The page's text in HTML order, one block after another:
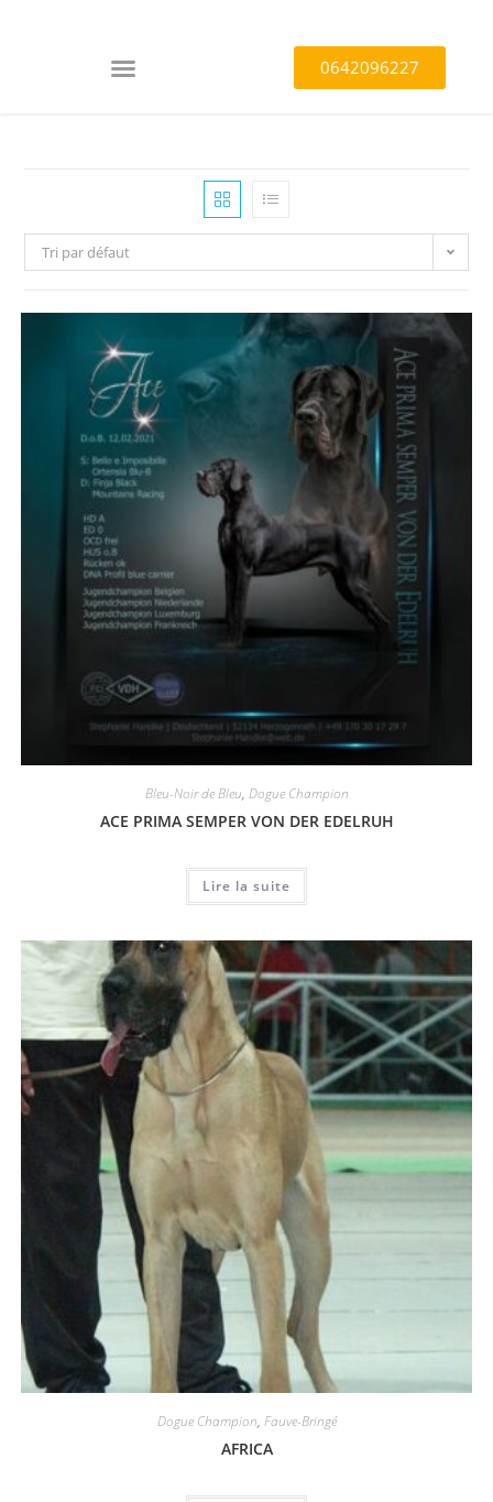
0642096227
Tri par défaut
Bleu-Noir de Bleu, Dogue Champion
ACE PRIMA SEMPER VON DER EDELRUH
Lire la suite
Dogue Champion, Fauve-Bringé
AFRICA